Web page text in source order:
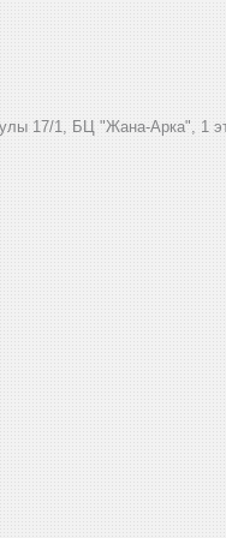
17/1, БЦ "Жана-Арка", 1